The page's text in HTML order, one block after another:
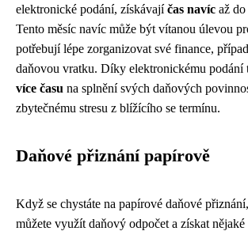
elektronické podání, získávajíčas navíc až
Tento měsíc navíc může být vítanou úlevou
potřebují lépe zorganizovat své finance,
daňovou vratku. Díky elektronickému podání
více času na splnění svých daňových
zbytečnému stresu z blížícího se termínu.
Daňové přiznání papírově
Když se chystáte na papírové daňové
můžete využít daňový odpočet a získat